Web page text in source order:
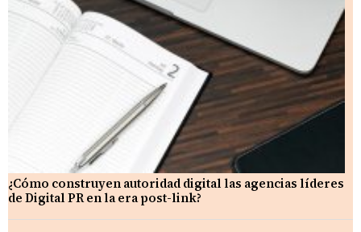
¿Cómo construyen autoridad digital las agencias líderes
de Digital PR en la era post-link?